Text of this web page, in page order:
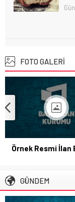
FOTO GALERİ
Örnek Resmi İlan
GÜNDEM